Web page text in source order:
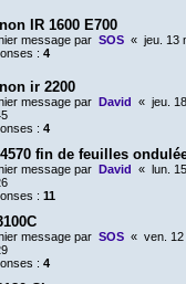
IR 1600 E700
message par SOS « jeu. 13
: 4
ir 2200
message par David « jeu.
: 4
4570 fin de feuilles
message par David «
lun.
: 11
message par SOS « ven.
: 4